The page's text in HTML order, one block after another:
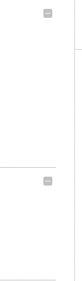
–
–